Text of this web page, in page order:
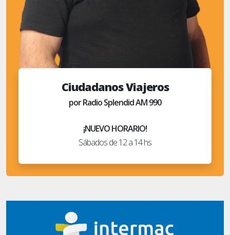
Ciudadanos Viajeros
por Radio Splendid AM 990
¡NUEVO HORARIO!
Sábados de 12 a 14 hs